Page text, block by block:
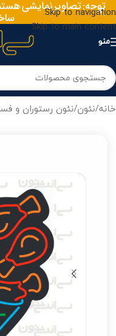
Skip to navigation
Skip to main content
توجه: تصاویر نمایشی
منو
خانه/نئون/نئون رستوران و